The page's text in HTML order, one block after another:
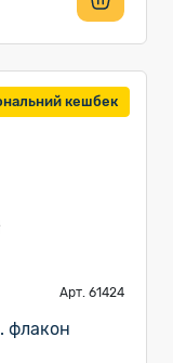
кешбек
Арт. 61424
флакон